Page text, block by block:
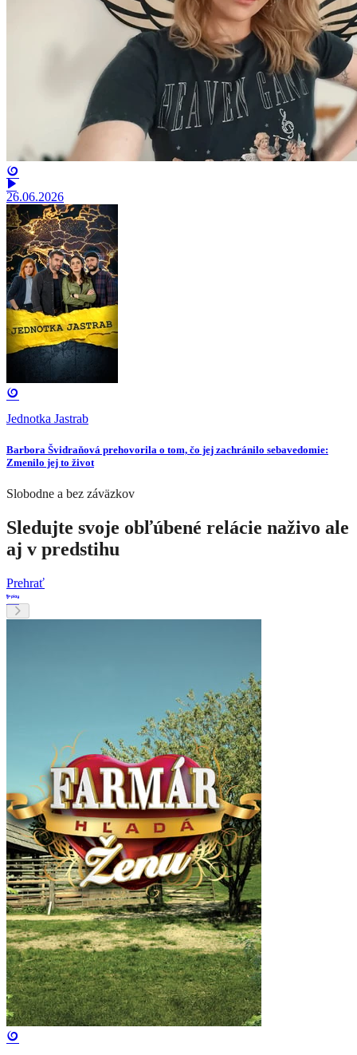
26.06.2026
Jednotka Jastrab
Barbora Švidraňová prehovorila o tom, čo jej zachránilo sebavedomie:
Zmenilo jej to život
Slobodne a bez záväzkov
Sledujte svoje obľúbené relácie naživo ale
aj v predstihu
Prehrať